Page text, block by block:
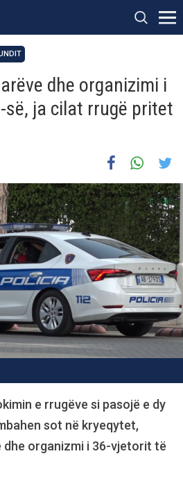
dhe organizimi i
së, ja cilat rrugë pritet
e rrugëve si pasojë e dy
sot në kryeqytet,
organizmi i 36-vjetorit të